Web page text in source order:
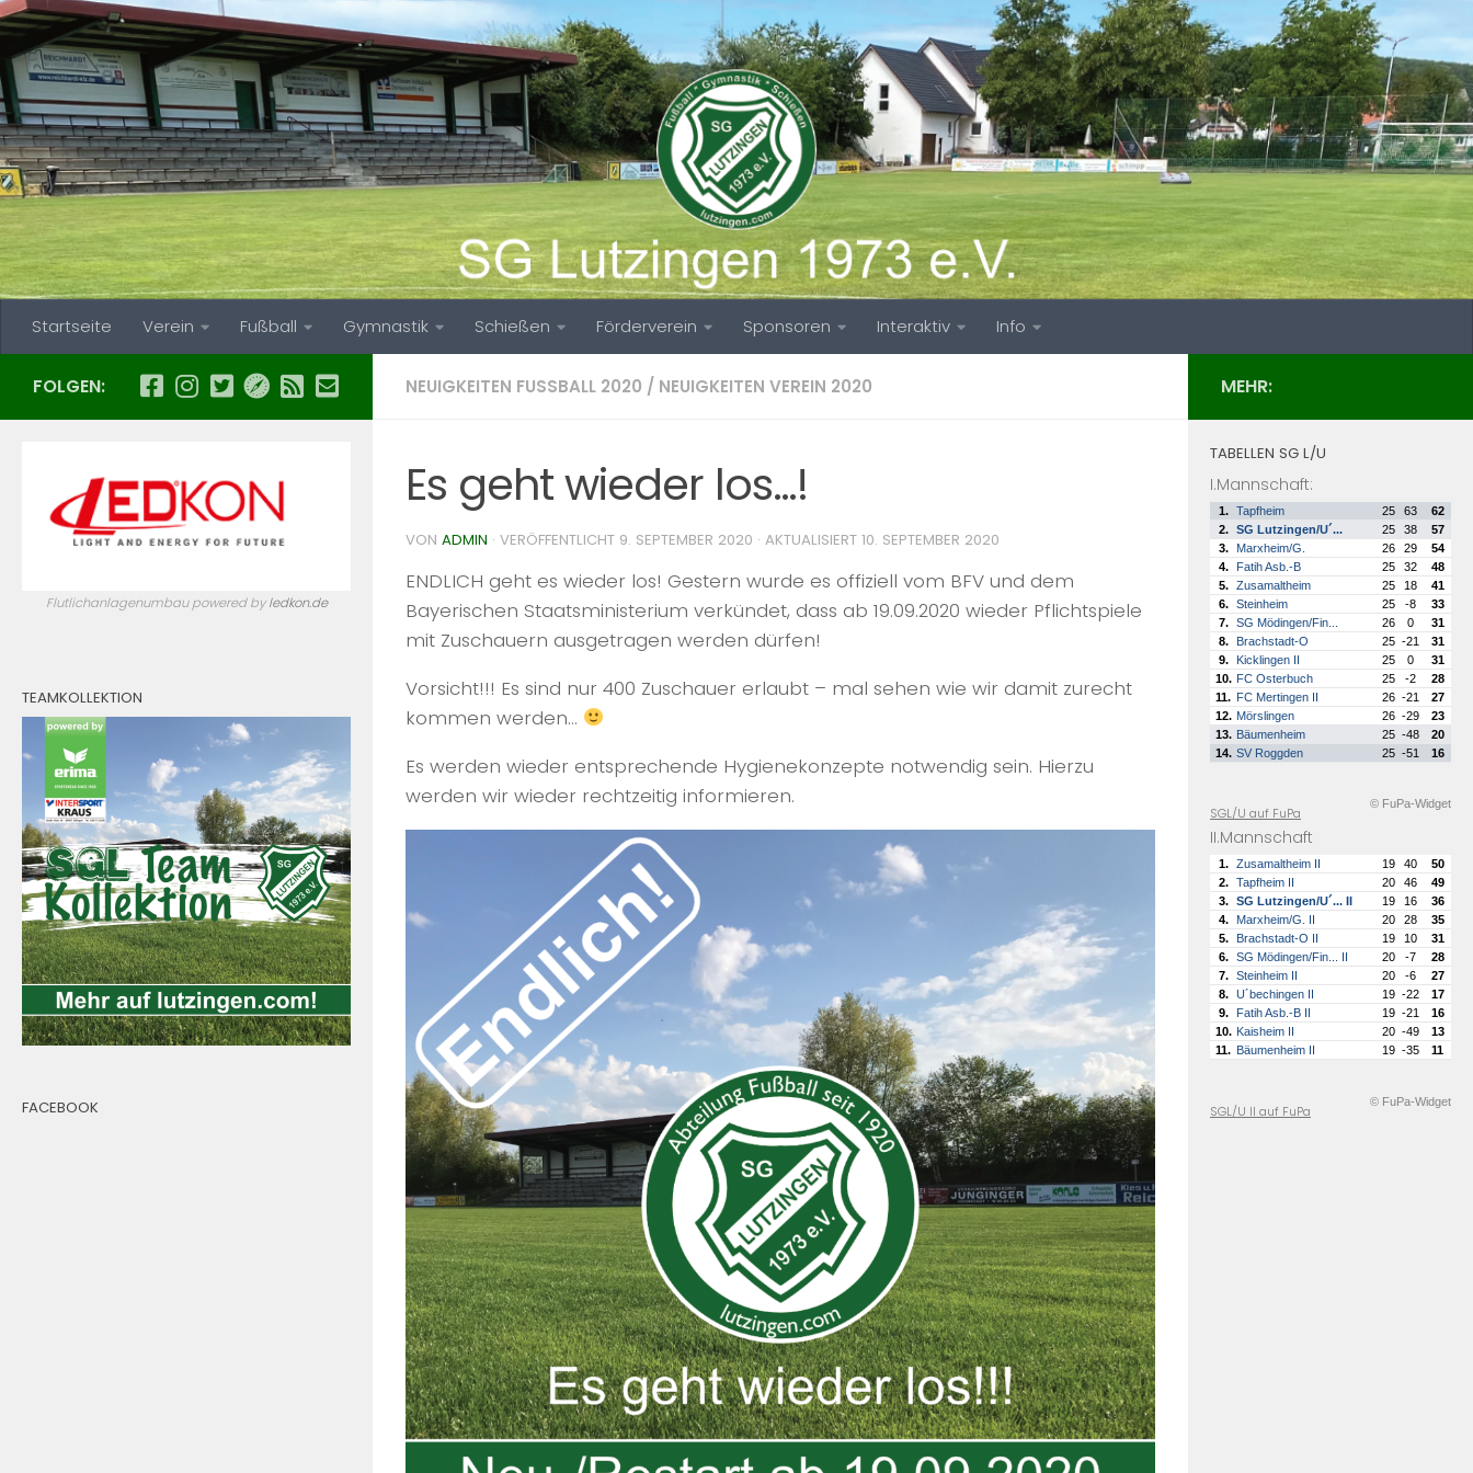
Zum Inhalt springen
Startseite Verein Fußball Gymnastik Schießen Förderverein Sponsoren Interaktiv Info
NEUIGKEITEN FUSSBALL 2020 / NEUIGKEITEN VEREIN 2020
Es geht wieder los…!
VON ADMIN · VERÖFFENTLICHT 9. SEPTEMBER 2020 · AKTUALISIERT 10. SEPTEMBER 2020
ENDLICH geht es wieder los! Gestern wurde es offiziell vom BFV und dem
Bayerischen Staatsministerium verkündet, dass ab 19.09.2020 wieder Pflichtspiele
mit Zuschauern ausgetragen werden dürfen!
Vorsicht!!! Es sind nur 400 Zuschauer erlaubt – mal sehen wie wir damit zurecht
kommen werden…
Es werden wieder entsprechende Hygienekonzepte notwendig sein. Hierzu
werden wir wieder rechtzeitig informieren.
FOLGEN:
Flutlichanlagenumbau powered byledkon.de
TEAMKOLLEKTION
FACEBOOK
MEHR:
TABELLEN SG L/U
I.Mannschaft:
1. Tapfheim 25 63
62
2.
SG Lutzingen/U´... 25 38
57
3.
Marxheim/G. 26 29
54
4.
Fatih Asb.-B 25 32
48
5.
Zusamaltheim 25 18
41
6.
Steinheim 25 -8
33
7.
SG Mödingen/Fin... 26 0
31
8.
Brachstadt-O 25 -21
31
9.
Kicklingen II 25 0
31
10. FC Osterbuch 25 -2
28
11. FC Mertingen II 26 -21
27
12. Mörslingen 26 -29
23
13. Bäumenheim 25 -48
20
14. SV Roggden 25 -51 16
© FuPa-Widget
SGL/U auf FuPa
II.Mannschaft
1. Zusamaltheim II 19 40
50
2.
Tapfheim II 20 46
49
3.
SG Lutzingen/U´... II 19 16
36
4.
Marxheim/G. II 20 28
35
5.
Brachstadt-O II 19 10
31
6.
SG Mödingen/Fin... II 20 -7
28
7.
Steinheim II 20 -6
27
8.
U´bechingen II 19 -22
17
9.
Fatih Asb.-B II 19 -21
16
10. Kaisheim II 20 -49
13
11. Bäumenheim II 19 -35 11
© FuPa-Widget
SGL/U II auf FuPa